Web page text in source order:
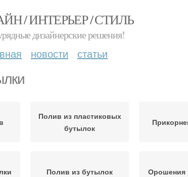
/ ИНТЕРЬЕР / СТИЛЬ
дизайнерские решения!
новости статьи
Полив из пластиковых
бутылок
Полив из бутылок Орошения